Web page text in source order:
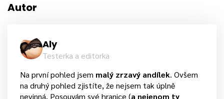
Autor
Aly
Testerka a editorka
Na první pohled jsem malý zrzavý andílek. Ovšem
na druhý pohled zjistíte, že nejsem tak úplně
nevinná. Posouvám své hranice (a nejenom ty